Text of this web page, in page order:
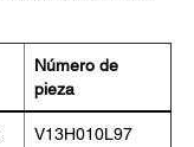
Número de
pieza
V13H010L97